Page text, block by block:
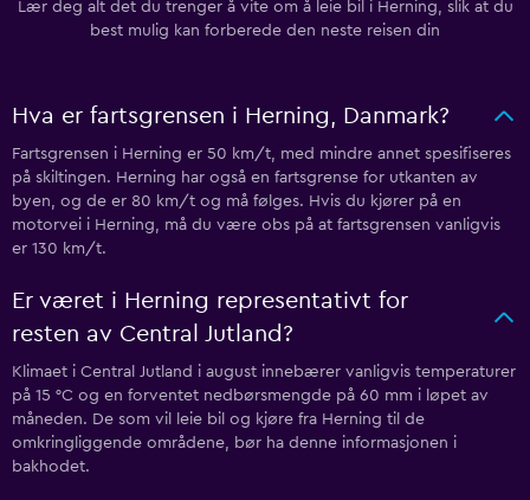
Lær deg alt det du trenger å vite om å leie bil i Herning, slik at du
best mulig kan forberede den neste reisen din
Hva er fartsgrensen i Herning, Danmark?
Fartsgrensen i Herning er 50 km/t, med mindre annet spesifiseres
på skiltingen. Herning har også en fartsgrense for utkanten av
byen, og de er 80 km/t og må følges. Hvis du kjører på en
motorvei i Herning, må du være obs på at fartsgrensen vanligvis
er 130 km/t.
Er været i Herning representativt for
resten av Central Jutland?
Klimaet i Central Jutland i august innebærer vanligvis temperaturer
på 15 °C og en forventet nedbørsmengde på 60 mm i løpet av
måneden. De som vil leie bil og kjøre fra Herning til de
omkringliggende områdene, bør ha denne informasjonen i
bakhodet.